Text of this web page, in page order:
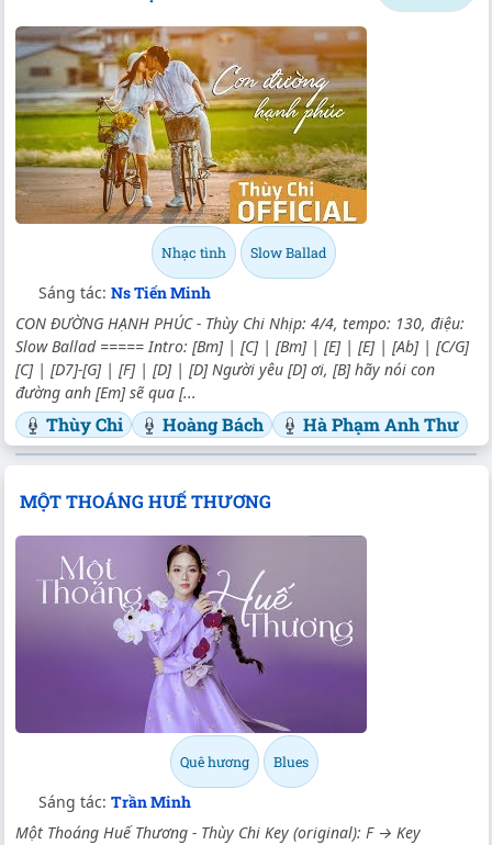
Nhạc tình Slow Ballad
Sáng tác: Ns Tiến Minh
CON ĐƯỜNG HẠNH PHÚC - Thùy Chi Nhịp: 4/4, tempo: 130, điệu:
Slow Ballad ===== Intro: [Bm] | [C] | [Bm] | [E] | [E] | [Ab] | [C/G]
[C] | [D7]-[G] | [F] | [D] | [D] Người yêu [D] ơi, [B] hãy nói con
đường anh [Em] sẽ qua [...
Thùy Chi Hoàng Bách Hà Phạm Anh Thư
MỘT THOÁNG HUẾ THƯƠNG
Quê hương Blues
Sáng tác: Trần Minh
Một Thoáng Huế Thương - Thùy Chi Key (original): F → Key